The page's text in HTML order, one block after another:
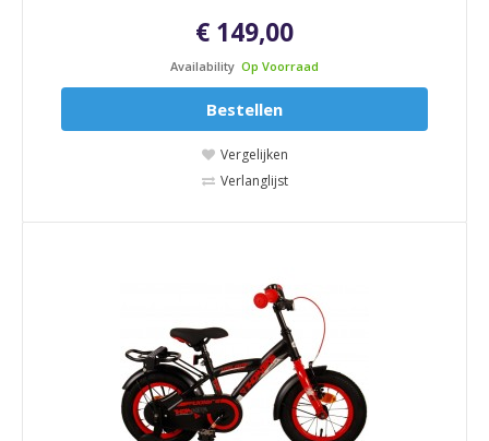
€ 149,00
Availability Op Voorraad
Bestellen
Vergelijken
Verlanglijst